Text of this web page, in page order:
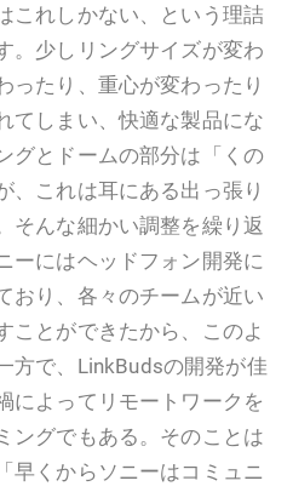
これしかない、という理詰
。少しリングサイズが変わ
ったり、重心が変わったり
てしまい、快適な製品にな
グとドームの部分は「くの
、これは耳にある出っ張り
そんな細かい調整を繰り返
ーにはヘッドフォン開発に
おり、各々のチームが近い
ことができたから、このよ
方で、LinkBudsの開発が佳
によってリモートワークを
ングでもある。そのことは
早くからソニーはコミュニ